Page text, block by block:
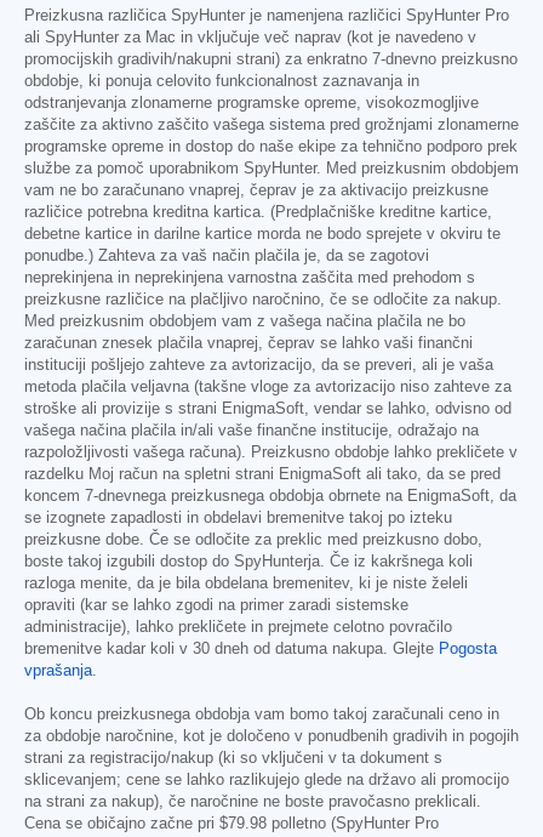
Preizkusna različica SpyHunter je namenjena različici SpyHunter Pro
ali SpyHunter za Mac in vključuje več naprav (kot je navedeno v
promocijskih gradivih/nakupni strani) za enkratno 7-dnevno preizkusno
obdobje, ki ponuja celovito funkcionalnost zaznavanja in
odstranjevanja zlonamerne programske opreme, visokozmogljive
zaščite za aktivno zaščito vašega sistema pred grožnjami zlonamerne
programske opreme in dostop do naše ekipe za tehnično podporo prek
službe za pomoč uporabnikom SpyHunter. Med preizkusnim obdobjem
vam ne bo zaračunano vnaprej, čeprav je za aktivacijo preizkusne
različice potrebna kreditna kartica. (Predplačniške kreditne kartice,
debetne kartice in darilne kartice morda ne bodo sprejete v okviru te
ponudbe.) Zahteva za vaš način plačila je, da se zagotovi
neprekinjena in neprekinjena varnostna zaščita med prehodom s
preizkusne različice na plačljivo naročnino, če se odločite za nakup.
Med preizkusnim obdobjem vam z vašega načina plačila ne bo
zaračunan znesek plačila vnaprej, čeprav se lahko vaši finančni
instituciji pošljejo zahteve za avtorizacijo, da se preveri, ali je vaša
metoda plačila veljavna (takšne vloge za avtorizacijo niso zahteve za
stroške ali provizije s strani EnigmaSoft, vendar se lahko, odvisno od
vašega načina plačila in/ali vaše finančne institucije, odražajo na
razpoložljivosti vašega računa). Preizkusno obdobje lahko prekličete v
razdelku Moj račun na spletni strani EnigmaSoft ali tako, da se pred
koncem 7-dnevnega preizkusnega obdobja obrnete na EnigmaSoft, da
se izognete zapadlosti in obdelavi bremenitve takoj po izteku
preizkusne dobe. Če se odločite za preklic med preizkusno dobo,
boste takoj izgubili dostop do SpyHunterja. Če iz kakršnega koli
razloga menite, da je bila obdelana bremenitev, ki je niste želeli
opraviti (kar se lahko zgodi na primer zaradi sistemske
administracije), lahko prekličete in prejmete celotno povračilo
bremenitve kadar koli v 30 dneh od datuma nakupa. Glejte Pogosta
vprašanja.
Ob koncu preizkusnega obdobja vam bomo takoj zaračunali ceno in
za obdobje naročnine, kot je določeno v ponudbenih gradivih in pogojih
strani za registracijo/nakup (ki so vključeni v ta dokument s
sklicevanjem; cene se lahko razlikujejo glede na državo ali promocijo
na strani za nakup), če naročnine ne boste pravočasno preklicali.
Cena se običajno začne pri $79.98 polletno (SpyHunter Pro